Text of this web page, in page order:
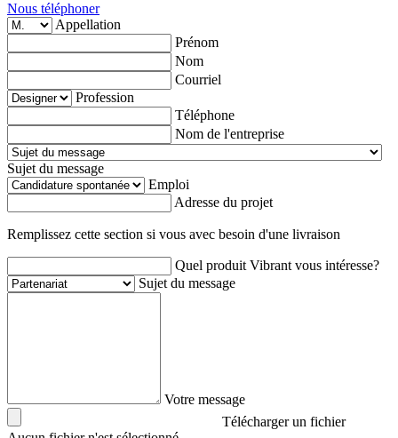
Nous téléphoner
Appellation
Prénom
Nom
Courriel
Profession
Téléphone
Nom de l'entreprise
Sujet du message
Emploi
Adresse du projet
Remplissez cette section si vous avec besoin d'une livraison
Quel produit Vibrant vous intéresse?
Sujet du message
Votre message
Télécharger un fichier